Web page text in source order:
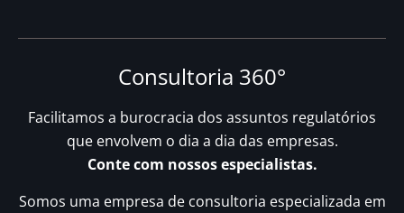
Consultoria 360°
Facilitamos a burocracia dos assuntos regulatórios
que envolvem o dia a dia das empresas.
Conte com nossos especialistas.
Somos uma empresa de consultoria especializada em